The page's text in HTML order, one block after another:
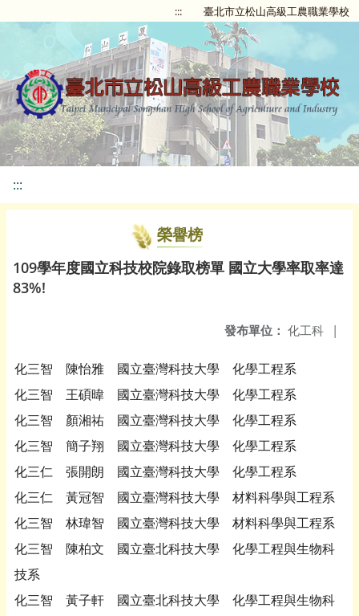
::: 臺北市立松山高級工農職業學校
:::
榮譽榜
109學年度國立科技校院錄取榜單 國立大學率取率達
83%!
發布單位： 化工科 |
化三智 陳怡雅 國立臺灣科技大學 化學工程系
化三智 王碩暐 國立臺灣科技大學 化學工程系
化三智 顏湘祐 國立臺灣科技大學 化學工程系
化三智 簡子翔 國立臺灣科技大學 化學工程系
化三仁 張開朗 國立臺灣科技大學 化學工程系
化三仁 黃冠智 國立臺灣科技大學 材料科學與工程系
化三智 林瑋智 國立臺灣科技大學 材料科學與工程系
化三智 陳柏文 國立臺北科技大學 化學工程與生物科
技系
化三智 黃子軒 國立臺北科技大學 化學工程與生物科